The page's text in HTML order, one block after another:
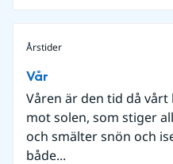
Årstider
Vår
Våren är den tid då
mot solen, som stiger
och smälter snön och
både...